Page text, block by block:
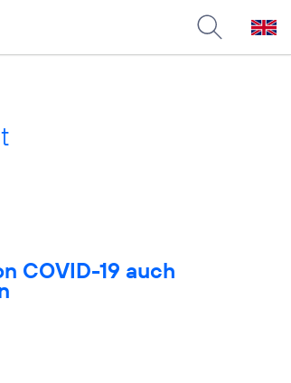
COVID-19 auch